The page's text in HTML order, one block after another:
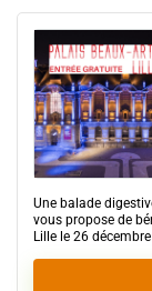
Une balade
vous propose de
Lille le 26